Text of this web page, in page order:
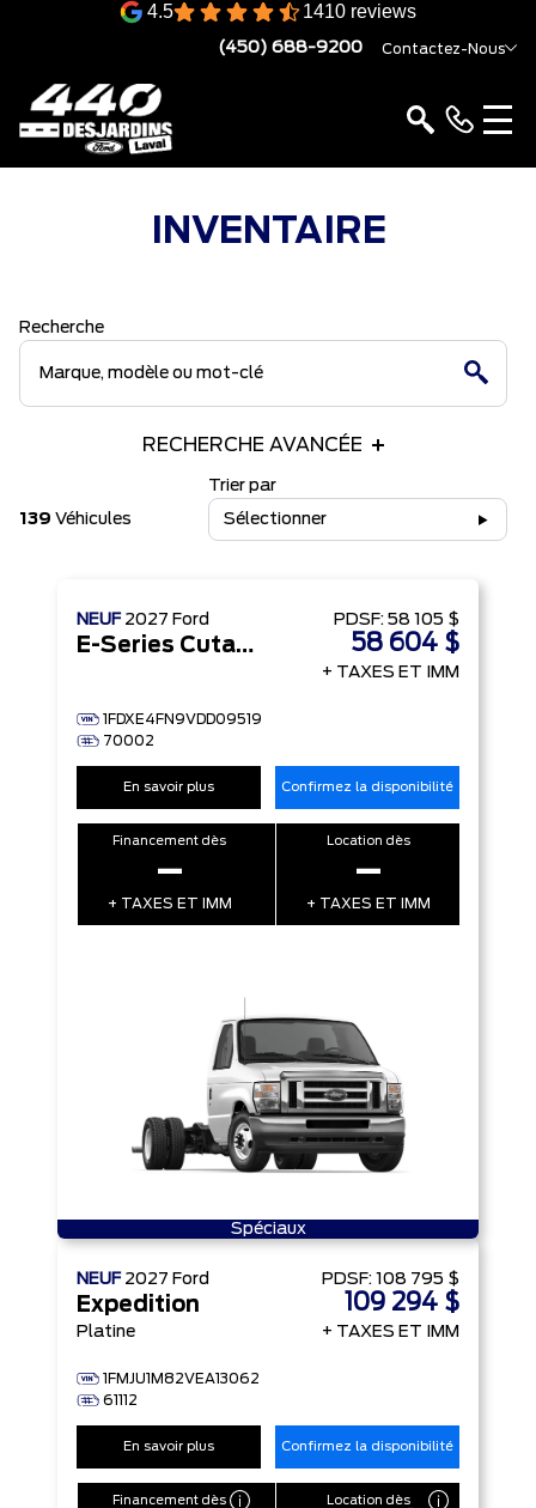
4.5 1410 reviews
(450) 688-9200 Contactez-Nous
INVENTAIRE
Recherche
RECHERCHE AVANCÉE
139 Véhicules
Trier par
Sélectionner
NEUF 2027 Ford
E-Series Cutaway
1FDXE4FN9VDD09519
70002
PDSF: 58 105 $
58 604 $
+ TAXES ET IMM
En savoir plus Confirmez la disponibilité
Financement dès
–
+ TAXES ET IMM
Location dès
–
+ TAXES ET IMM
Spéciaux
NEUF 2027 Ford
Expedition
Platine
1FMJU1M82VEA13062
61112
PDSF: 108 795 $
109 294 $
+ TAXES ET IMM
En savoir plus Confirmez la disponibilité
Financement dès Location dès